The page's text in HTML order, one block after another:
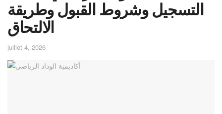
التسجيل وشروط القبول وطريقة
الالتحاق
juillet 4, 2026